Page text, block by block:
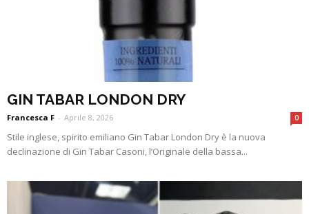
GIN TABAR LONDON DRY
Francesca F - Aprile 8, 2026 0
Stile inglese, spirito emiliano Gin Tabar London Dry è la nuova
declinazione di Gin Tabar Casoni, l’Originale della bassa...